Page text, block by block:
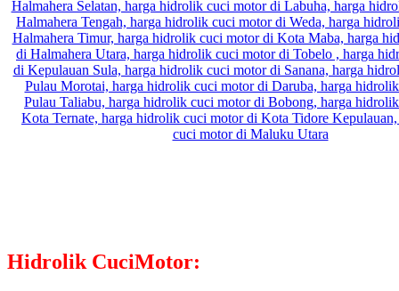
Hidrolik CuciMotor: